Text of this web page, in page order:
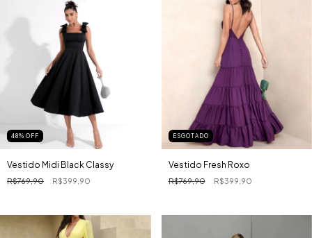
48% OFF
Vestido Midi Black Classy
R$769,90 R$399,90
ESGOTADO
Vestido Fresh Roxo
R$769,90 R$399,90